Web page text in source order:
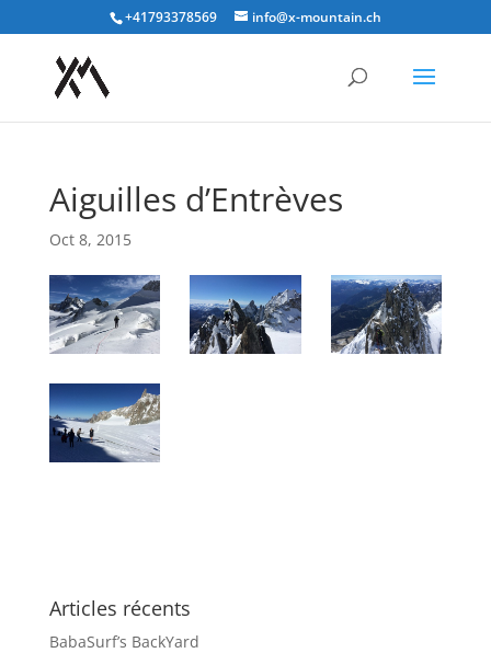
+41793378569 info@x-mountain.ch
Aiguilles d’Entrèves
Oct 8, 2015
Articles récents
BabaSurf’s BackYard